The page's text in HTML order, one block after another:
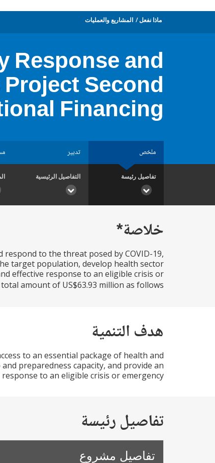
ماذا نفعل المشاريع والعمليات
Response and
Second
Financing
ملخص تدبير
تفاصيل رئيسة التفاصيل الرئيسية
خلاصة*
respond to the threat posed by COVID-19,
target population, develop health sector
effective response to an eligible crisis or
amount of US$63.93 million as follows:...
هدف التنمية
to an essential package of health and
preparedness capacity, and provide an
to an eligible crisis or emergency.
تفاصيل رئيسة
تفاصيل مشروع